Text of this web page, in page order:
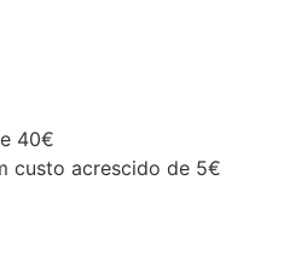
40€
custo acrescido de 5€